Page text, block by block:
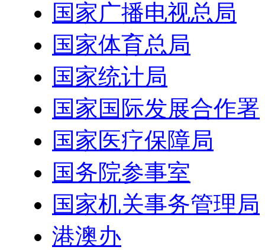
国家广播电视总局
国家体育总局
国家统计局
国家国际发展合作署
国家医疗保障局
国务院参事室
国家机关事务管理局
港澳办